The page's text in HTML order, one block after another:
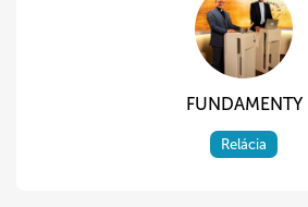
FUNDAMENTY
Relácia